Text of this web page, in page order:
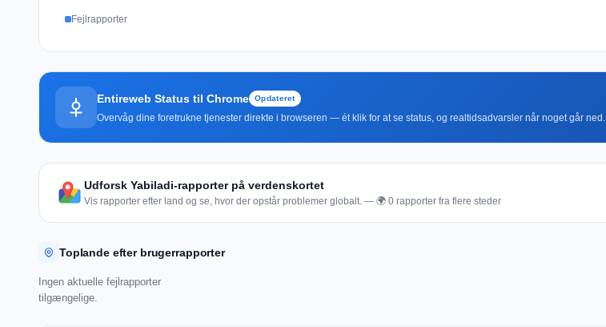
Fejlrapporter
Entireweb Status til Chrome Opdateret
Overvåg dine foretrukne tjenester direkte i browseren — ét klik for at se status, og realtidsadvarsler når noget går ned.
Udforsk Yabiladi-rapporter på verdenskortet
Vis rapporter efter land og se, hvor der opstår problemer globalt. — 🌍 0 rapporter fra flere steder
Toplande efter brugerrapporter
Ingen aktuelle fejlrapporter
tilgængelige.